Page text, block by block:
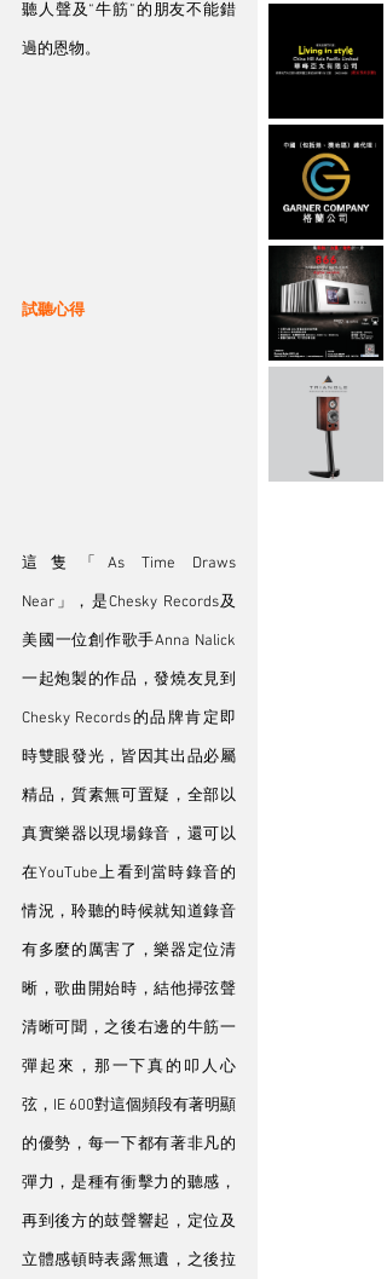
聽人聲及“牛筋”的朋友不能錯
過的恩物。
試聽心得
這隻「As Time Draws
Near」，是Chesky Records及
美國一位創作歌手Anna Nalick
一起炮製的作品，發燒友見到
Chesky Records的品牌肯定即
時雙眼發光，皆因其出品必屬
精品，質素無可置疑，全部以
真實樂器以現場錄音，還可以
在YouTube上看到當時錄音的
情況，聆聽的時候就知道錄音
有多麼的厲害了，樂器定位清
晰，歌曲開始時，結他掃弦聲
清晰可聞，之後右邊的牛筋一
彈起來，那一下真的叩人心
弦，IE 600對這個頻段有著明顯
的優勢，每一下都有著非凡的
彈力，是種有衝擊力的聽感，
再到後方的鼓聲響起，定位及
立體感頓時表露無遺，之後拉